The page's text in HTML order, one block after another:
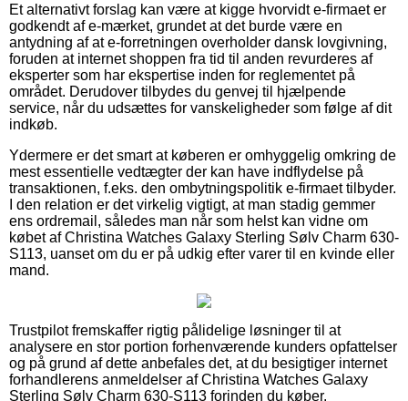
Et alternativt forslag kan være at kigge hvorvidt e-firmaet er
godkendt af e-mærket, grundet at det burde være en
antydning af at e-forretningen overholder dansk lovgivning,
foruden at internet shoppen fra tid til anden revurderes af
eksperter som har ekspertise inden for reglementet på
området. Derudover tilbydes du genvej til hjælpende
service, når du udsættes for vanskeligheder som følge af dit
indkøb.
Ydermere er det smart at køberen er omhyggelig omkring de
mest essentielle vedtægter der kan have indflydelse på
transaktionen, f.eks. den ombytningspolitik e-firmaet tilbyder.
I den relation er det virkelig vigtigt, at man stadig gemmer
ens ordremail, således man når som helst kan vidne om
købet af Christina Watches Galaxy Sterling Sølv Charm 630-
S113, uanset om du er på udkig efter varer til en kvinde eller
mand.
Trustpilot fremskaffer rigtig pålidelige løsninger til at
analysere en stor portion forhenværende kunders opfattelser
og på grund af dette anbefales det, at du besigtiger internet
forhandlerens anmeldelser af Christina Watches Galaxy
Sterling Sølv Charm 630-S113 forinden du køber.